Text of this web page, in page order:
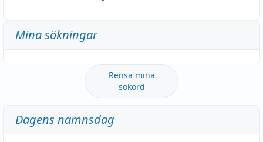
Mina sökningar
Rensa mina
sökord
Dagens namnsdag